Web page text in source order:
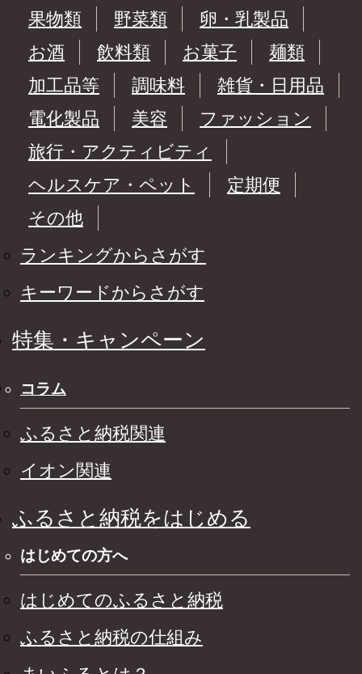
果物類
野菜類
卵・乳製品
お酒
飲料類 お菓子
麺類
加工品等
調味料
雑貨・日用品
電化製品
美容
ファッション
旅行・アクティビティ
ヘルスケア・ペット
定期便
その他
ランキングからさがす
キーワードからさがす
特集・キャンペーン
コラム
ふるさと納税関連
イオン関連
ふるさと納税をはじめる
はじめての方へ
はじめてのふるさと納税
ふるさと納税の仕組み